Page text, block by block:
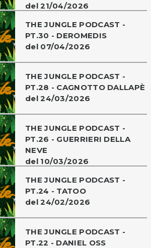
del 21/04/2026
THE JUNGLE PODCAST -
PT.30 - DEROMEDIS
del 07/04/2026
THE JUNGLE PODCAST -
PT.28 - CAGNOTTO DALLAPÈ
del 24/03/2026
THE JUNGLE PODCAST -
PT.26 - GUERRIERI DELLA
NEVE
del 10/03/2026
THE JUNGLE PODCAST -
PT.24 - TATOO
del 24/02/2026
THE JUNGLE PODCAST -
PT.22 - DANIEL OSS